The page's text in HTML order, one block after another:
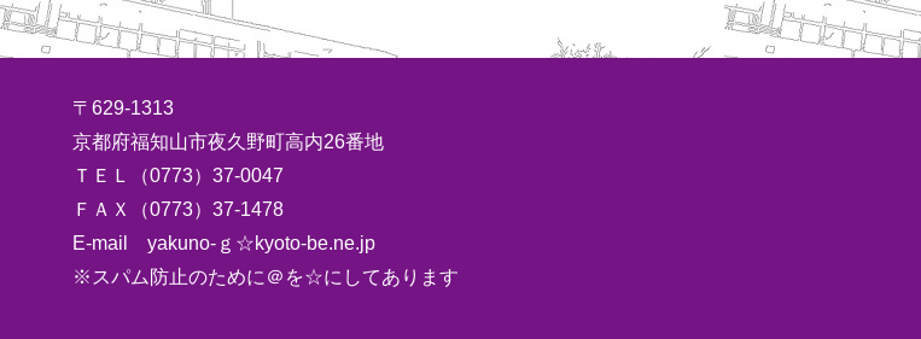
〒629-1313
京都府福知山市夜久野町高内26番地
ＴＥＬ（0773）37-0047
ＦＡＸ（0773）37-1478
E-mail yakuno-ｇ☆kyoto-be.ne.jp
※スパム防止のために＠を☆にしてあります